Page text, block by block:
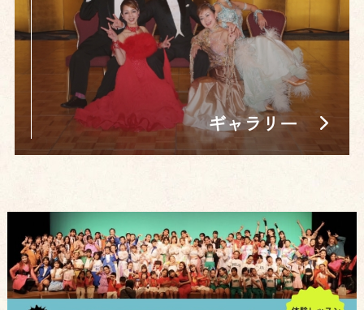
ギャラリー